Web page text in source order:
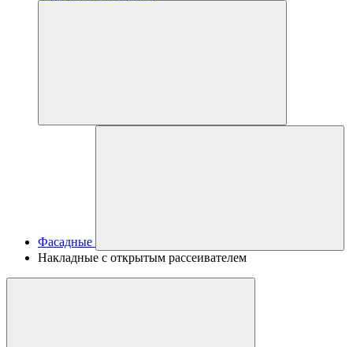
Фасадные
Накладные с открытым рассеивателем